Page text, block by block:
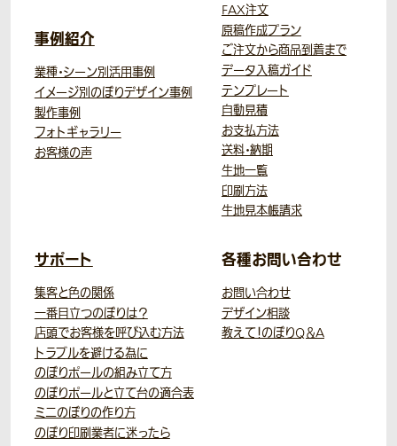
事例紹介
業種・シーン別活用事例
イメージ別のぼりデザイン事例
製作事例
フォトギャラリー
お客様の声
FAX注文
原稿作成プラン
ご注文から商品到着まで
データ入稿ガイド
テンプレート
自動見積
お支払方法
送料・納期
生地一覧
印刷方法
生地見本帳請求
サポート
集客と色の関係
一番目立つのぼりは？
店頭でお客様を呼び込む方法
トラブルを避ける為に
のぼりポールの組み立て方
のぼりポールと立て台の適合表
ミニのぼりの作り方
のぼり印刷業者に迷ったら
各種お問い合わせ
お問い合わせ
デザイン相談
教えて！のぼりQ＆A